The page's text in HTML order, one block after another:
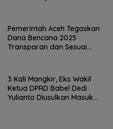
Pemerintah Aceh Tegaskan
Dana Bencana 2025
Transparan dan Sesuai
3 Kali Mangkir, Eks Wakil
Ketua DPRD Babel Dedi
Yulianto Diusulkan Masuk